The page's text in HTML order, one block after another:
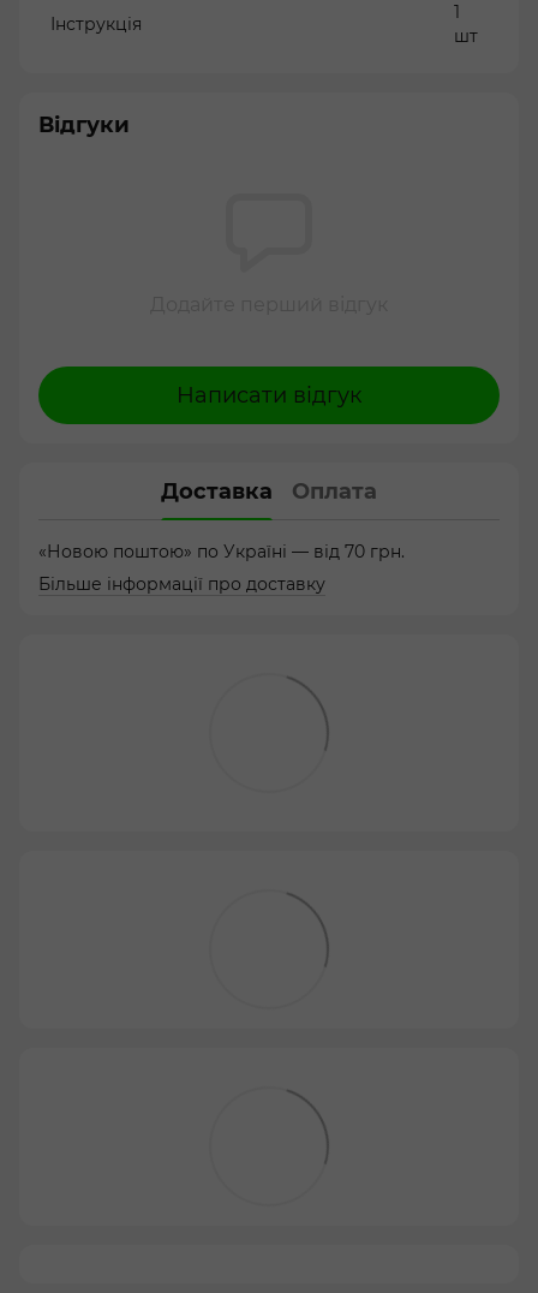
Інструкція
1
шт
Відгуки
Написати відгук
Доставка Оплата
«Новою поштою» по Україні — від 70 грн.
Більше інформації про доставку